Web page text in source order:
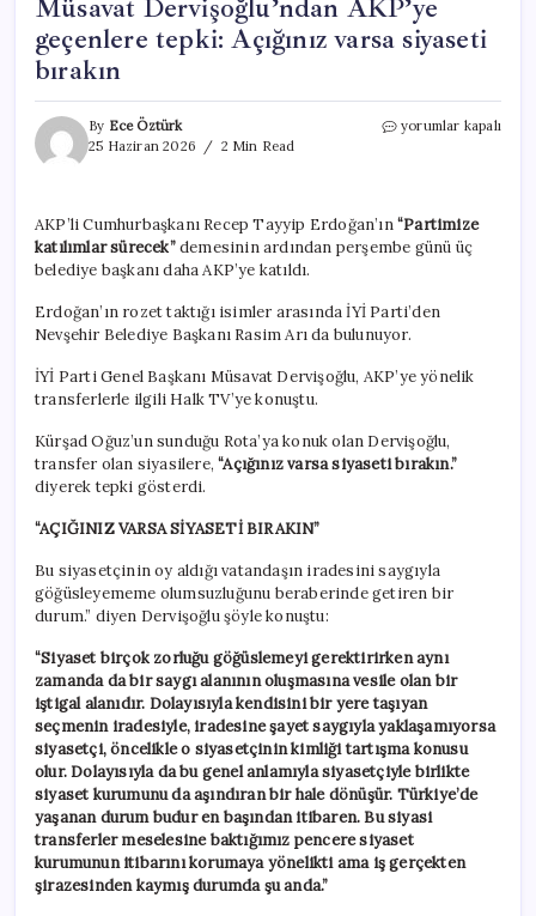
Müsavat Dervişoğlu’ndan AKP’ye
geçenlere tepki: Açığınız varsa siyaseti
bırakın
By Ece Öztürk
25 Haziran 2026
2 Min Read
Müsavat
Açığınız
varsa
için
yorumlar kapalı
AKP’li Cumhurbaşkanı Recep Tayyip Erdoğan’ın“Partimize
katılımlar sürecek”demesinin ardından perşembe günü üç
belediye başkanı daha AKP’ye katıldı.
Erdoğan’ın rozet taktığı isimler arasında İYİ Parti’den
Nevşehir Belediye Başkanı Rasim Arı da bulunuyor.
İYİ Parti Genel Başkanı Müsavat Dervişoğlu, AKP’ye yönelik
transferlerle ilgili Halk TV’ye konuştu.
Kürşad Oğuz’un sunduğu Rota’ya konuk olan Dervişoğlu,
transfer olan siyasilere,“Açığınız varsa siyaseti bırakın.”
diyerek tepki gösterdi.
“AÇIĞINIZ VARSA SİYASETİ BIRAKIN”
Bu siyasetçinin oy aldığı vatandaşın iradesini saygıyla
göğüsleyememe olumsuzluğunu beraberinde getiren bir
durum.” diyen Dervişoğlu şöyle konuştu:
“Siyaset birçok zorluğu göğüslemeyi gerektirirken aynı
zamanda da bir saygı alanının oluşmasına vesile olan bir
iştigal alanıdır. Dolayısıyla kendisini bir yere taşıyan
seçmenin iradesiyle, iradesine şayet saygıyla yaklaşamıyorsa
siyasetçi, öncelikle o siyasetçinin kimliği tartışma konusu
olur. Dolayısıyla da bu genel anlamıyla siyasetçiyle birlikte
siyaset kurumunu da aşındıran bir hale dönüşür. Türkiye’de
yaşanan durum budur en başından itibaren. Bu siyasi
transferler meselesine baktığımız pencere siyaset
kurumunun itibarını korumaya yönelikti ama iş gerçekten
şirazesinden kaymış durumda şu anda.”